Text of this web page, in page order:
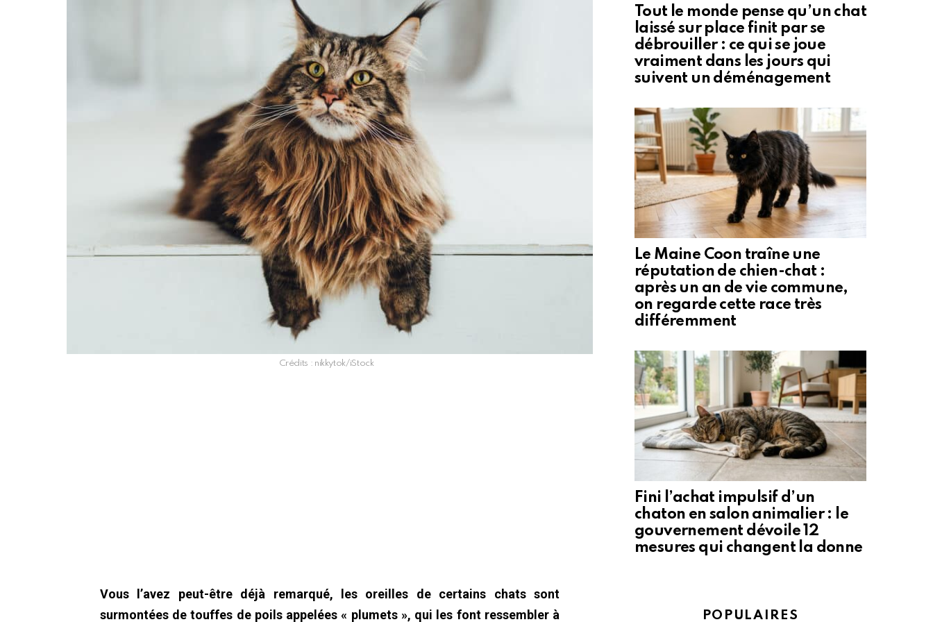
Crédits : nikkytok/iStock
Vous l’avez peut-être déjà remarqué, les oreilles de certains chats sont
surmontées de touffes de poils appelées « plumets », qui les font ressembler à
Tout le monde pense qu’un chat
laissé sur place finit par se
débrouiller : ce qui se joue
vraiment dans les jours qui
suivent un déménagement
Le Maine Coon traîne une
réputation de chien-chat :
après un an de vie commune,
on regarde cette race très
différemment
Fini l’achat impulsif d’un
chaton en salon animalier : le
gouvernement dévoile 12
mesures qui changent la donne
POPULAIRES